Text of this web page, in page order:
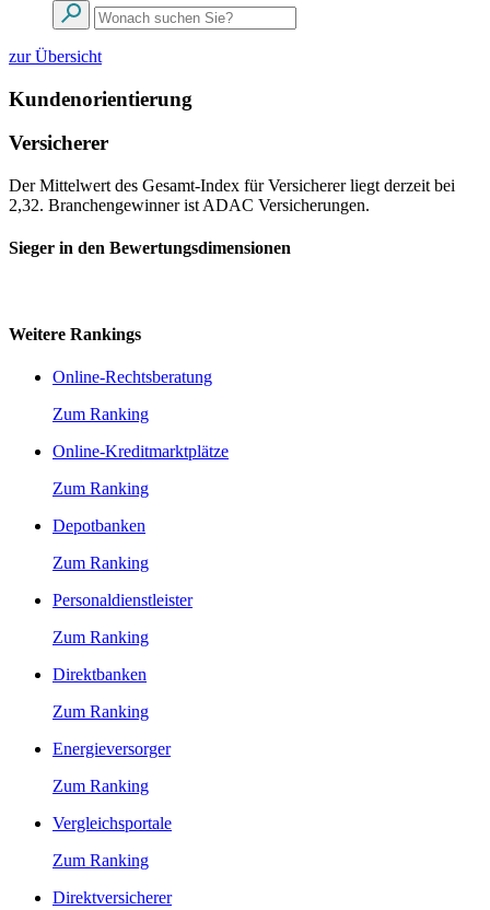
zur Übersicht
Kundenorientierung
Versicherer
Der Mittelwert des Gesamt-Index für Versicherer liegt derzeit bei
2,32. Branchengewinner ist ADAC Versicherungen.
Sieger in den Bewertungsdimensionen
Weitere Rankings
Online-Rechtsberatung
Zum Ranking
Online-Kreditmarktplätze
Zum Ranking
Depotbanken
Zum Ranking
Personaldienstleister
Zum Ranking
Direktbanken
Zum Ranking
Energieversorger
Zum Ranking
Vergleichsportale
Zum Ranking
Direktversicherer